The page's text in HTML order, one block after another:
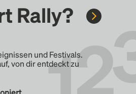
Rally?
und Festivals.
von dir entdeckt zu